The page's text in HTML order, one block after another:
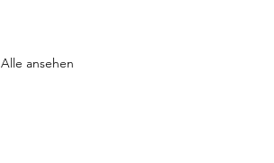
Alle ansehen